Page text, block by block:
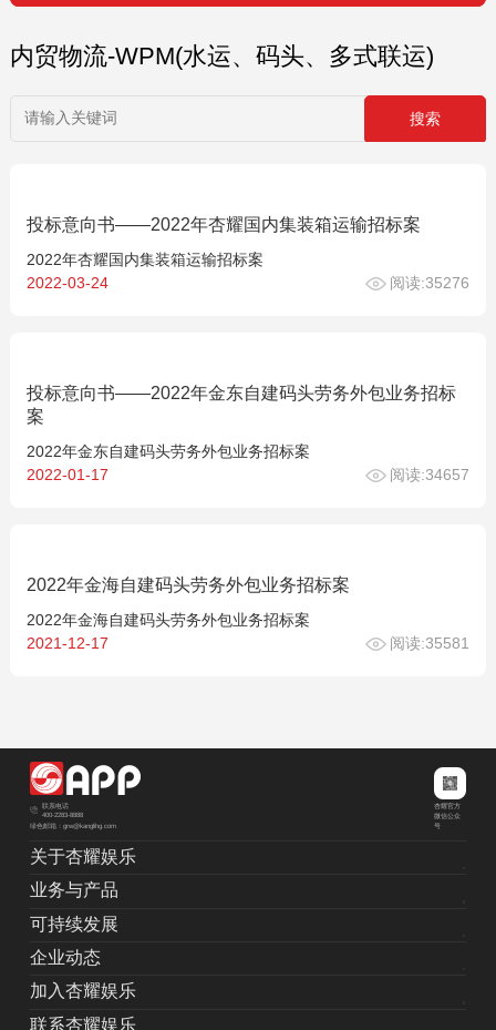
内贸物流-WPM(水运、码头、多式联运)
投标意向书——2022年杏耀国内集装箱运输招标案
2022年杏耀国内集装箱运输招标案
2022-03-24
阅读:35276
投标意向书——2022年金东自建码头劳务外包业务招标
案
2022年金东自建码头劳务外包业务招标案
2022-01-17
阅读:34657
2022年金海自建码头劳务外包业务招标案
2022年金海自建码头劳务外包业务招标案
2021-12-17
阅读:35581
联系电话
400-2283-8888
绿色邮箱：grw@kanglihg.com
杏耀官方
微信公众
号
关于杏耀娱乐
业务与产品
可持续发展
企业动态
加入杏耀娱乐
联系杏耀娱乐